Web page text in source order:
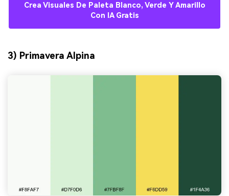
Crea Visuales De Paleta Blanco, Verde Y Amarillo
Con IA Gratis
3) Primavera Alpina